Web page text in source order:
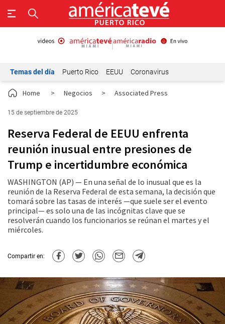
Temas del día Puerto Rico EEUU Coronavirus
Home > Negocios > Associated Press
15 de septiembre de 2025
Reserva Federal de EEUU enfrenta
reunión inusual entre presiones de
Trump e incertidumbre económica
WASHINGTON (AP) — En una señal de lo inusual que es la
reunión de la Reserva Federal de esta semana, la decisión que
tomará sobre las tasas de interés —que suele ser el evento
principal— es solo una de las incógnitas clave que se
resolverán cuando los funcionarios se reúnan el martes y el
miércoles.
Compartir en: